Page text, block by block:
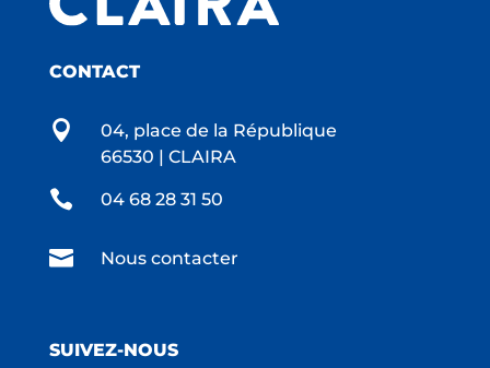
CONTACT

04, place de la République
66530 | CLAIRA
 04 68 28 31 50
 Nous contacter
SUIVEZ-NOUS